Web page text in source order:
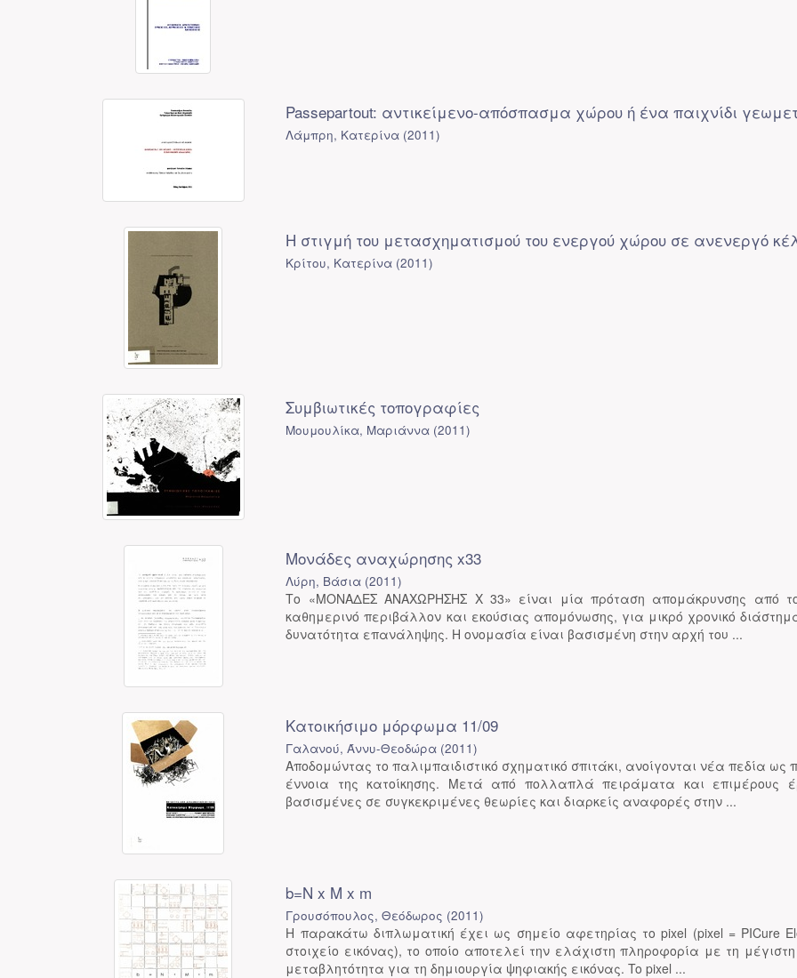
Passepartout: αντικείμενο-απόσπασμα χώρου ή ένα παιχνίδι
Λάμπρη, Κατερίνα (2011)
Η στιγμή του μετασχηματισμού του ενεργού χώρου σε ανενεργό
Κρίτου, Κατερίνα (2011)
Συμβιωτικές τοπογραφίες
Μουμουλίκα, Μαριάννα (2011)
Μονάδες αναχώρησης x33
Λύρη, Βάσια (2011)
Το «ΜΟΝΑΔΕΣ ΑΝΑΧΩΡΗΣΗΣ X 33» είναι μία πρόταση απομάκρυνσης από το
καθημερινό περιβάλλον και εκούσιας απομόνωσης, για μικρό χρονικό
δυνατότητα επανάληψης. Η ονομασία είναι βασισμένη στην αρχή του ...
Κατοικήσιμο μόρφωμα 11/09
Γαλανού, Άννυ-Θεοδώρα (2011)
Αποδομώντας το παλιμπαιδιστικό σχηματικό σπιτάκι, ανοίγονται νέα πεδία ως
έννοια της κατοίκησης. Μετά από πολλαπλά πειράματα και επιμέρους
βασισμένες σε συγκεκριμένες θεωρίες και διαρκείς αναφορές στην ...
b=N x M x m
Γρουσόπουλος, Θεόδωρος (2011)
Η παρακάτω διπλωματική έχει ως σημείο αφετηρίας το pixel (pixel = PICure
στοιχείο εικόνας), το οποίο αποτελεί την ελάχιστη πληροφορία με τη
μεταβλητότητα για τη δημιουργία ψηφιακής εικόνας. To pixel ...